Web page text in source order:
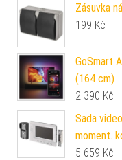
Zásuvka
199 Kč
GoSmart
(164 cm)
2 390 Kč
Sada
moment.
5 659 Kč